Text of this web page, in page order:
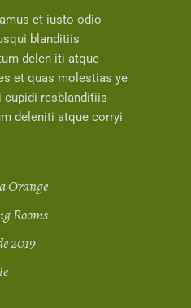
et iusto odio
blanditiis
delen iti atque
et quas molestias ye
resblanditiis
deleniti atque corryi
Orange
Rooms
2019